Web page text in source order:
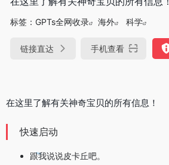
标签： GPTs全网收录 海外 科学
链接直达 手机查看
在这里了解有关神奇宝贝的所有信息！
快速启动
跟我说说皮卡丘吧。